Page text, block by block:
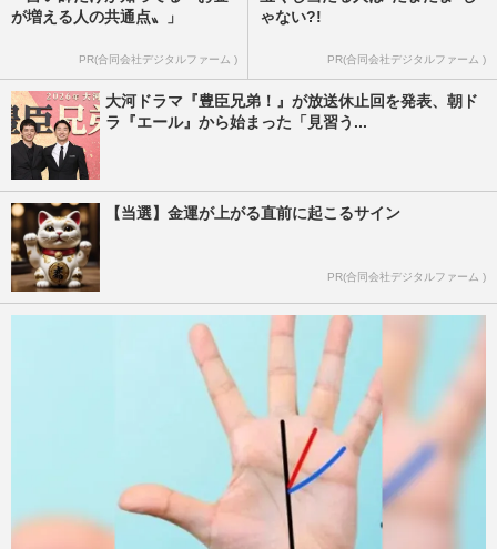
が増える人の共通点〟」
PR(合同会社デジタルファーム )
ゃない?!
PR(合同会社デジタルファーム )
大河ドラマ『豊臣兄弟！』が放送休止回を発表、朝ド
ラ『エール』から始まった「見習う...
【当選】金運が上がる直前に起こるサイン
PR(合同会社デジタルファーム )